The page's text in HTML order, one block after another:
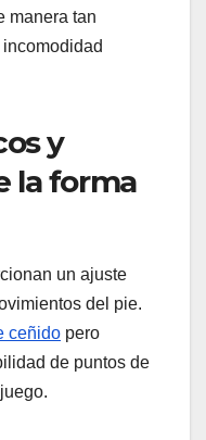
manera tan
y
la forma
un ajuste
del pie.
ceñido pero
de puntos de